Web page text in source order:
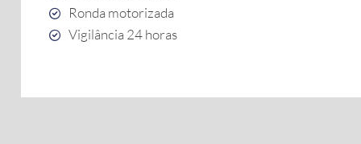
Ronda motorizada
Vigilância 24 horas